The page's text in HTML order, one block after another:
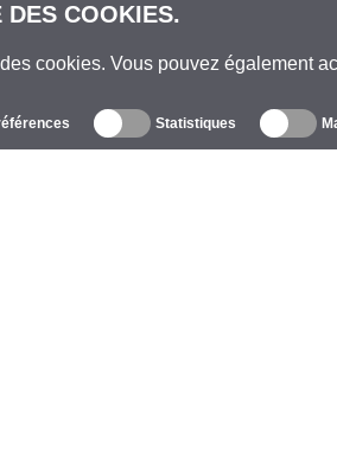
DES COOKIES.
cookies. Vous pouvez également
Statistiques